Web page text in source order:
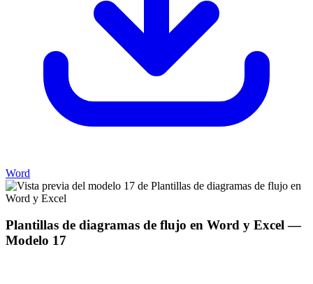
Word
Plantillas de diagramas de flujo en Word y Excel—
Modelo 17